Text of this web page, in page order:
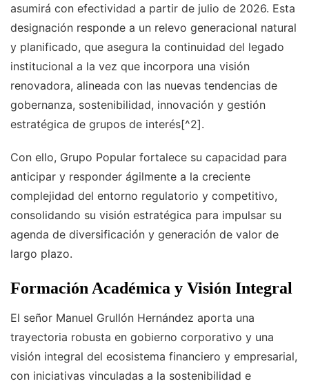
asumirá con efectividad a partir de julio de 2026. Esta
designación responde a un relevo generacional natural
y planificado, que asegura la continuidad del legado
institucional a la vez que incorpora una visión
renovadora, alineada con las nuevas tendencias de
gobernanza, sostenibilidad, innovación y gestión
estratégica de grupos de interés[^2].
Con ello, Grupo Popular fortalece su capacidad para
anticipar y responder ágilmente a la creciente
complejidad del entorno regulatorio y competitivo,
consolidando su visión estratégica para impulsar su
agenda de diversificación y generación de valor de
largo plazo.
Formación Académica y Visión Integral
El señor Manuel Grullón Hernández aporta una
trayectoria robusta en gobierno corporativo y una
visión integral del ecosistema financiero y empresarial,
con iniciativas vinculadas a la sostenibilidad e